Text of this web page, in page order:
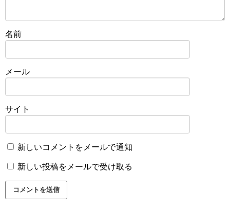
名前
メール
サイト
新しいコメントをメールで通知
新しい投稿をメールで受け取る